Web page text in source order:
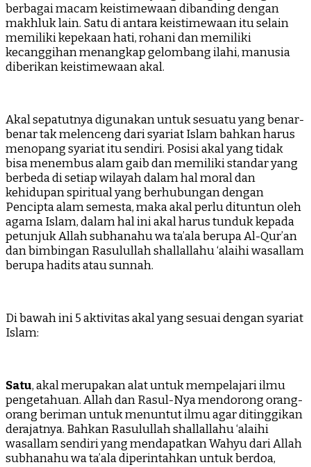
berbagai macam keistimewaan dibanding dengan
makhluk lain. Satu di antara keistimewaan itu selain
memiliki kepekaan hati, rohani dan memiliki
kecanggihan menangkap gelombang ilahi, manusia
diberikan keistimewaan akal.
Akal sepatutnya digunakan untuk sesuatu yang benar-
benar tak melenceng dari syariat Islam bahkan harus
menopang syariat itu sendiri. Posisi akal yang tidak
bisa menembus alam gaib dan memiliki standar yang
berbeda di setiap wilayah dalam hal moral dan
kehidupan spiritual yang berhubungan dengan
Pencipta alam semesta, maka akal perlu dituntun oleh
agama Islam, dalam hal ini akal harus tunduk kepada
petunjuk Allah subhanahu wa ta’ala berupa Al-Qur’an
dan bimbingan Rasulullah shallallahu ‘alaihi wasallam
berupa hadits atau sunnah.
Di bawah ini 5 aktivitas akal yang sesuai dengan syariat
Islam:
Satu, akal merupakan alat untuk mempelajari ilmu
pengetahuan. Allah dan Rasul-Nya mendorong orang-
orang beriman untuk menuntut ilmu agar ditinggikan
derajatnya. Bahkan Rasulullah shallallahu ‘alaihi
wasallam sendiri yang mendapatkan Wahyu dari Allah
subhanahu wa ta’ala diperintahkan untuk berdoa,